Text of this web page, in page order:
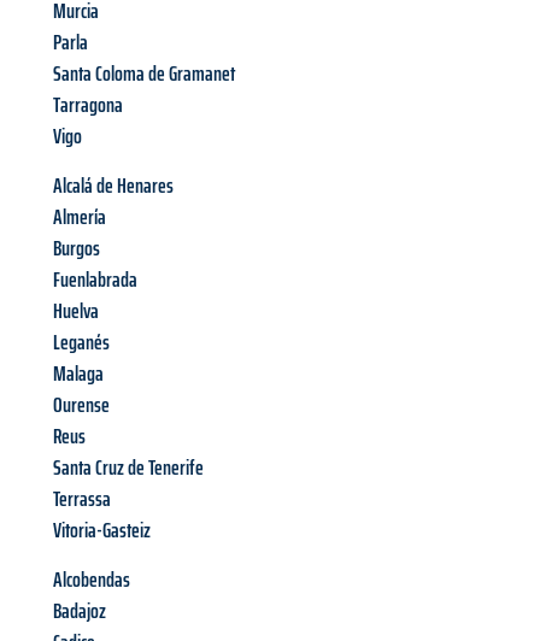
Murcia
Parla
Santa Coloma de Gramanet
Tarragona
Vigo
Alcalá de Henares
Almería
Burgos
Fuenlabrada
Huelva
Leganés
Malaga
Ourense
Reus
Santa Cruz de Tenerife
Terrassa
Vitoria-Gasteiz
Alcobendas
Badajoz